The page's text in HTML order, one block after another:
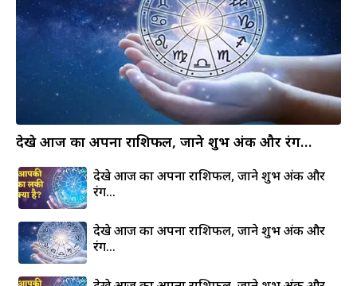
देखे आज का अपना राशिफल, जाने शुभ अंक और रंग…
देखे आज का अपना राशिफल, जाने शुभ अंक और
रंग…
देखे आज का अपना राशिफल, जाने शुभ अंक और
रंग…